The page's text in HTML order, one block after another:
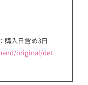
購入日含め3日
original/det